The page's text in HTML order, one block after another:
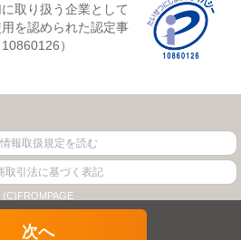
取り扱う企業として
を認められた認定事
）
報取扱規定を読む
取引法に基づく表記
(C)FROMPAGE